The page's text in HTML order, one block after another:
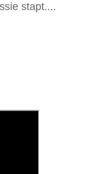
stapt....